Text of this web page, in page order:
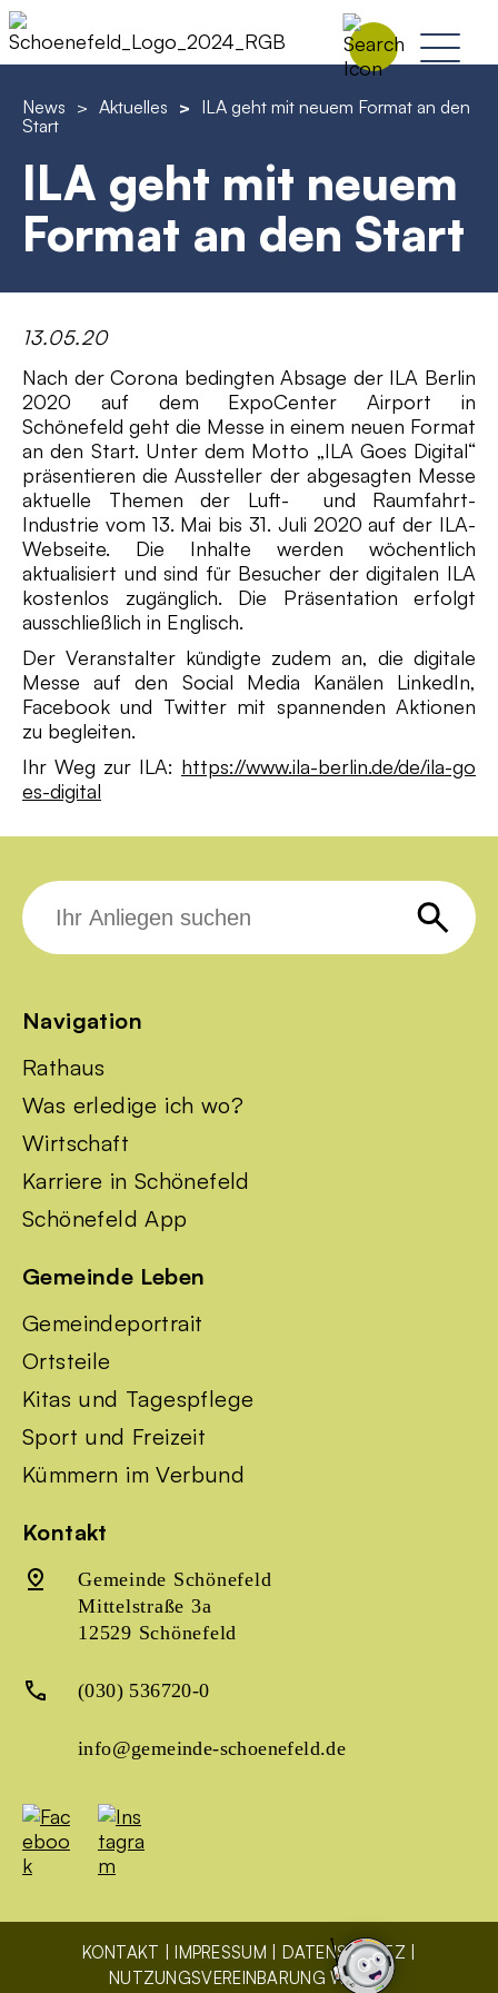
News > Aktuelles > ILA geht mit neuem Format an den
Start
ILA geht mit neuem
Format an den Start
13.05.20
Nach der Corona bedingten Absage der ILA Berlin
2020 auf dem ExpoCenter Airport in
Schönefeld geht die Messe in einem neuen Format
an den Start. Unter dem Motto „ILA Goes Digital“
präsentieren die Aussteller der abgesagten Messe
aktuelle Themen der Luft- und Raumfahrt-
Industrie vom 13. Mai bis 31. Juli 2020 auf der ILA-
Webseite. Die Inhalte werden wöchentlich
aktualisiert und sind für Besucher der digitalen ILA
kostenlos zugänglich. Die Präsentation erfolgt
ausschließlich in Englisch.
Der Veranstalter kündigte zudem an, die digitale
Messe auf den Social Media Kanälen LinkedIn,
Facebook und Twitter mit spannenden Aktionen
zu begleiten.
Ihr Weg zur ILA: https://www.ila-berlin.de/de/ila-go
es-digital
Navigation
Rathaus
Was erledige ich wo?
Wirtschaft
Karriere in Schönefeld
Schönefeld App
Gemeinde Leben
Gemeindeportrait
Ortsteile
Kitas und Tagespflege
Sport und Freizeit
Kümmern im Verbund
Kontakt
Gemeinde Schönefeld
Mittelstraße 3a
12529 Schönefeld
(030) 536720-0
info@gemeinde-schoenefeld.de
Suche
nach:
KONTAKT IMPRESSUM
DATENSCHUTZ
NUTZUNGSVEREINBARUNG WLAN